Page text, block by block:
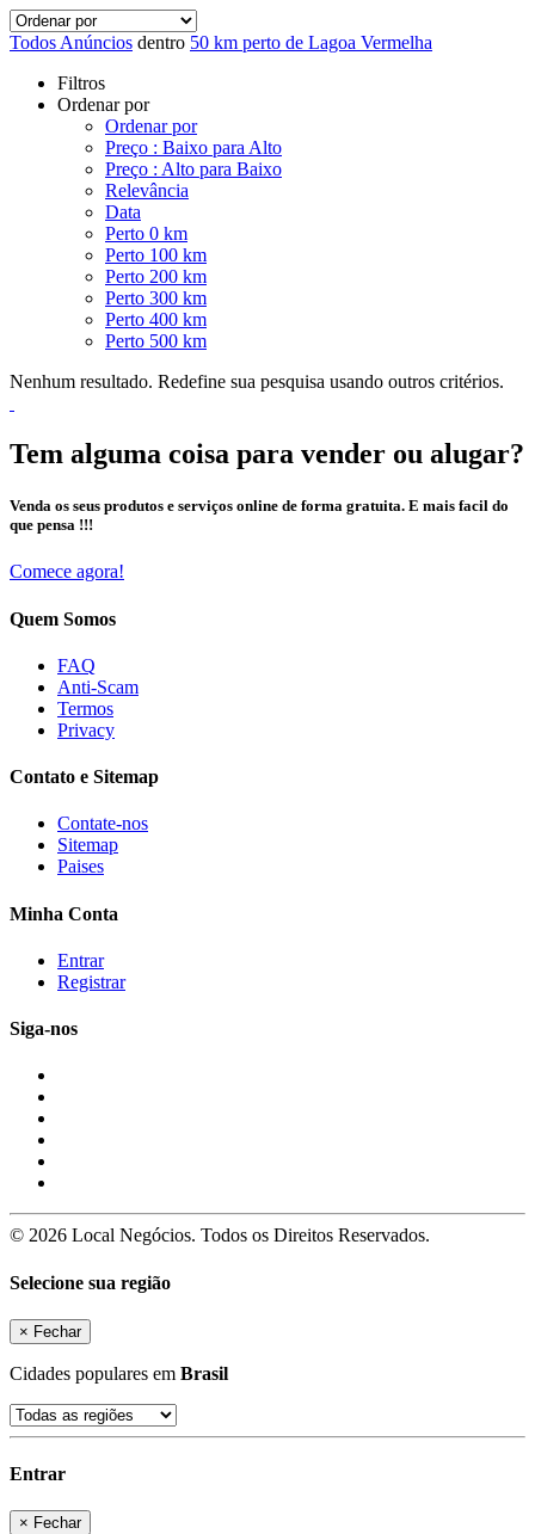
Todos Anúncios dentro 50 km perto de Lagoa Vermelha
Filtros
Ordenar por
Ordenar por
Preço : Baixo para Alto
Preço : Alto para Baixo
Relevância
Data
Perto 0 km
Perto 100 km
Perto 200 km
Perto 300 km
Perto 400 km
Perto 500 km
Nenhum resultado. Redefine sua pesquisa usando outros critérios.
Tem alguma coisa para vender ou alugar?
Venda os seus produtos e serviços online de forma gratuita. E mais facil do
que pensa !!!
Comece agora!
Quem Somos
FAQ
Anti-Scam
Termos
Privacy
Contato e Sitemap
Contate-nos
Sitemap
Paises
Minha Conta
Entrar
Registrar
Siga-nos
© 2026 Local Negócios. Todos os Direitos Reservados.
Selecione sua região
× Fechar
Cidades populares em Brasil
Entrar
× Fechar